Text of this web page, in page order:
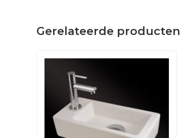
Gerelateerde producten